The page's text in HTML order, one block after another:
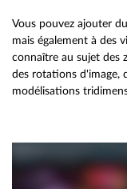
Vous pouvez ajouter
mais également à des
connaître au sujet des
des rotations d'image,
modélisations